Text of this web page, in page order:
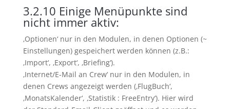
3.2.10 Einige Menüpunkte sind
nicht immer aktiv:
‚Optionen‘ nur in den Modulen, in denen Optionen (~
Einstellungen) gespeichert werden können (z.B.:
‚Import‘, ‚Export‘, ‚Briefing‘).
‚Internet/E-Mail an Crew‘ nur in den Modulen, in
denen Crews angezeigt werden (‚FlugBuch‘,
‚MonatsKalender‘, ‚Statistik : FreeEntry‘). Hier wird